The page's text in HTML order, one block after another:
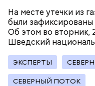
На месте утечки из
были
Об этом во вторник,
Шведский
ЭКСПЕРТЫ
СЕВЕРНЫЙ ПОТОК